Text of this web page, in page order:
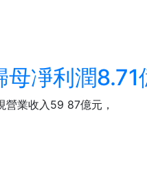
凈利潤
業收入59 87億元，